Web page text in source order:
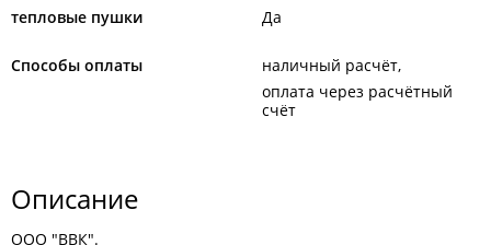
тепловые пушки Да
Способы оплаты
наличный расчёт
оплата через расчётный
счёт
Описание
ООО "ВВК".